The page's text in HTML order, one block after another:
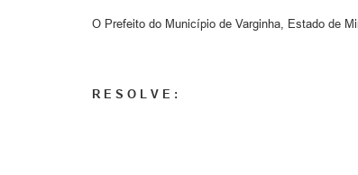
O Prefeito do Município de Varginha, Estado de
R E S O L V E :